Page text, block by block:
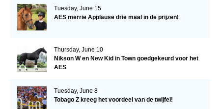
Tuesday, June 15
AES merrie Applause drie maal in de prijzen!
Thursday, June 10
Nikson W en New Kid in Town goedgekeurd voor het
AES
Tuesday, June 8
Tobago Z kreeg het voordeel van de twijfel!